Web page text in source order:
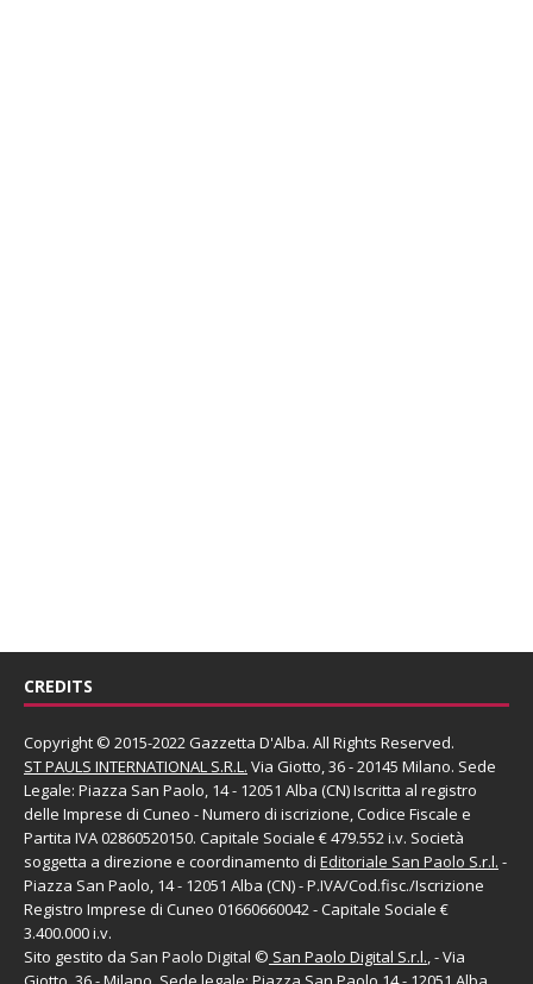
CREDITS
Copyright © 2015-2022 Gazzetta D'Alba. All Rights Reserved.
ST PAULS INTERNATIONAL S.R.L. Via Giotto, 36 - 20145 Milano. Sede
Legale: Piazza San Paolo, 14 - 12051 Alba (CN) Iscritta al registro
delle Imprese di Cuneo - Numero di iscrizione, Codice Fiscale e
Partita IVA 02860520150. Capitale Sociale € 479.552 i.v. Società
soggetta a direzione e coordinamento di Editoriale San Paolo S.r.l. -
Piazza San Paolo, 14 - 12051 Alba (CN) - P.IVA/Cod.fisc./Iscrizione
Registro Imprese di Cuneo 01660660042 - Capitale Sociale €
3.400.000 i.v.
Sito gestito da San Paolo Digital © San Paolo Digital S.r.l., - Via